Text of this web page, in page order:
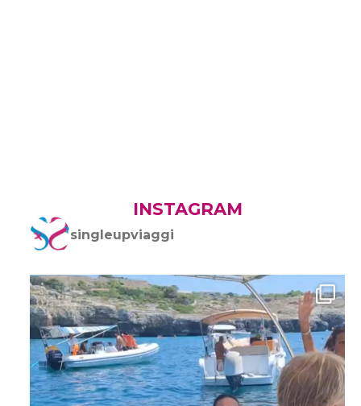
INSTAGRAM
singleupviaggi